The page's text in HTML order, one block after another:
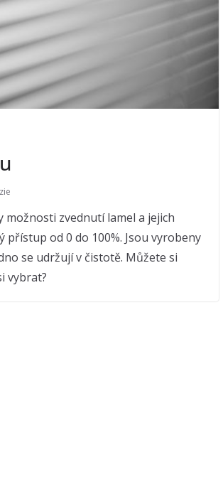
zvednutí lamel a jejich
od 0 do 100%. Jsou vyrobeny
se udržují v čistotě. Můžete si
vybrat?